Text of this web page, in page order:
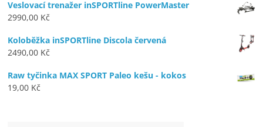
Veslovací trenažer inSPORTline PowerMaster
2990,00 Kč
Koloběžka inSPORTline Discola červená
2490,00 Kč
Raw tyčinka MAX SPORT Paleo kešu - kokos
19,00 Kč